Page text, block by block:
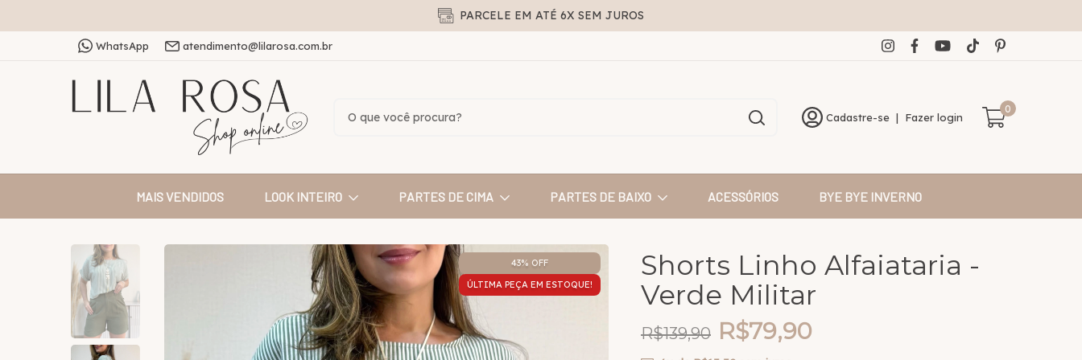
PARCELE EM ATÉ 6X SEM JUROS
WhatsApp atendimento@lilarosa.com.br
Cadastre-se | Fazer login
0
MAIS VENDIDOS LOOK INTEIRO PARTES DE CIMA PARTES DE BAIXO ACESSÓRIOS BYE BYE INVERNO
43% OFF
ÚLTIMA PEÇA EM ESTOQUE!
Shorts Linho Alfaiataria -
Verde Militar
R$139,90 R$79,90